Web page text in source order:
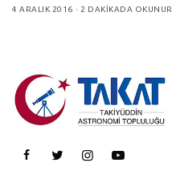
4 ARALIK 2016 2 DAKIKADA OKUNUR